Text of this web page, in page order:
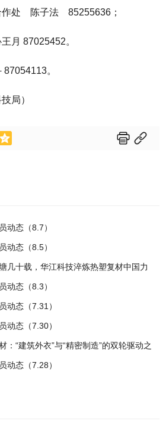
作处 陈子法 85255636；
月 87025452。
。
局）
  
动态（8.7）
动态（8.5）
几十载，华江科技淬炼热塑复材中国力
动态（8.3）
动态（7.31）
动态（7.30）
：“建筑外衣”与“精密制造”的双轮驱动之
动态（7.28）